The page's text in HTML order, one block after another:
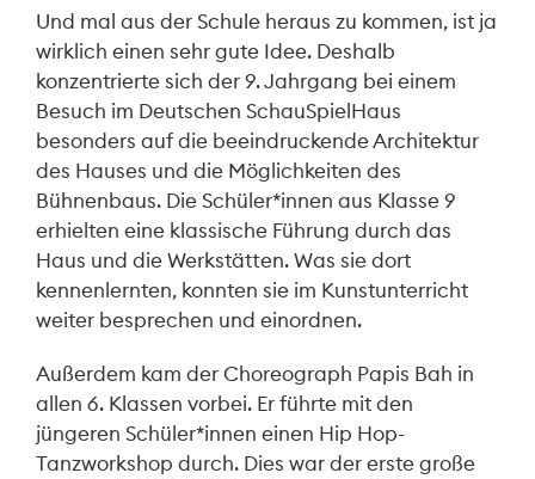
Und mal aus der Schule heraus zu kommen, ist ja
wirklich einen sehr gute Idee. Deshalb
konzentrierte sich der 9. Jahrgang bei einem
Besuch im Deutschen SchauSpielHaus
besonders auf die beeindruckende Architektur
des Hauses und die Möglichkeiten des
Bühnenbaus. Die Schüler*innen aus Klasse 9
erhielten eine klassische Führung durch das
Haus und die Werkstätten. Was sie dort
kennenlernten, konnten sie im Kunstunterricht
weiter besprechen und einordnen.
Außerdem kam der Choreograph Papis Bah in
allen 6. Klassen vorbei. Er führte mit den
jüngeren Schüler*innen einen Hip Hop-
Tanzworkshop durch. Dies war der erste große